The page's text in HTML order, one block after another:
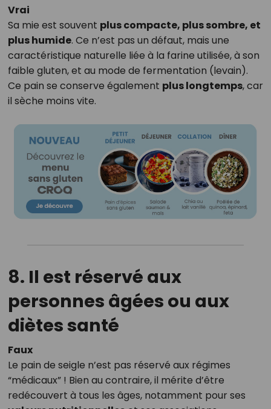
Vrai
Sa mie est souvent plus compacte, plus sombre, et
plus humide. Ce n’est pas un défaut, mais une
caractéristique naturelle liée à la farine utilisée, à son
faible gluten, et au mode de fermentation (levain).
Ce pain se conserve également plus longtemps, car
il sèche moins vite.
8. Il est réservé aux
personnes âgées ou aux
diètes santé
Faux
Le pain de seigle n’est pas réservé aux régimes
“médicaux” ! Bien au contraire, il mérite d’être
redécouvert à tous les âges, notamment pour ses